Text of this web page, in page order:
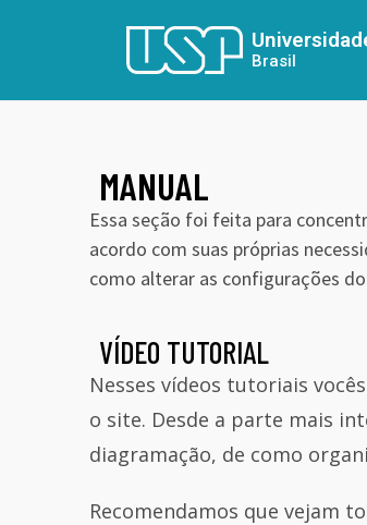
Brasil
MANUAL
Essa seção foi feita para
acordo com suas próprias
como alterar as configurações
VÍDEO TUTORIAL
Nesses vídeos tutoriais
o site. Desde a parte mais
diagramação, de como
Recomendamos que vejam